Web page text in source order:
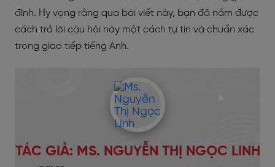
đình. Hy vọng rằng qua bài viết này, bạn đã nắm được
cách trả lời câu hỏi này một cách tự tin và chuẩn xác
trong giao tiếp tiếng Anh.
TÁC GIẢ: MS. NGUYỄN THỊ NGỌC LINH